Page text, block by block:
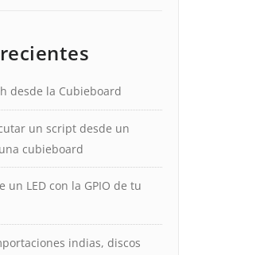
desde la Cubieboard
un script desde un
cubieboard
un LED con la GPIO de tu
indias, discos